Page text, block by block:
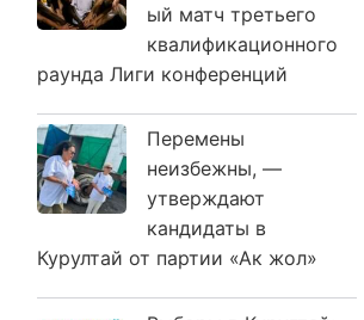
ый матч третьего
квалификационного
раунда Лиги конференций
Перемены
неизбежны, —
утверждают
кандидаты в
Курултай от партии «Ак жол»